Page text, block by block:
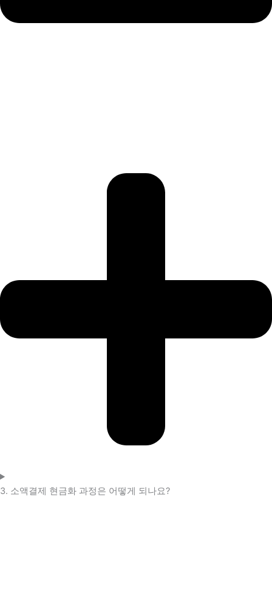
3. 소액결제 현금화 과정은 어떻게 되나요?